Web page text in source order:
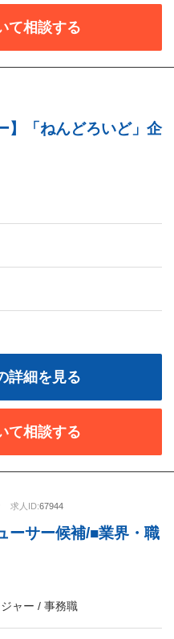
て相談する
】「ねんどろいど」企
詳細を見る
て相談する
求人ID:67944
ーサー候補/■業界・職
ャー / 事務職